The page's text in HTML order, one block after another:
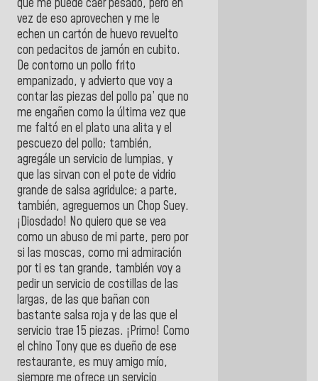
que me puede caer pesado, pero en
vez de eso aprovechen y me le
echen un cartón de huevo revuelto
con pedacitos de jamón en cubito.
De contorno un pollo frito
empanizado, y advierto que voy a
contar las piezas del pollo pa’ que no
me engañen como la última vez que
me faltó en el plato una alita y el
pescuezo del pollo; también,
agregále un servicio de lumpias, y
que las sirvan con el pote de vidrio
grande de salsa agridulce; a parte,
también, agreguemos un Chop Suey.
¡Diosdado! No quiero que se vea
como un abuso de mi parte, pero por
si las moscas, como mi admiración
por ti es tan grande, también voy a
pedir un servicio de costillas de las
largas, de las que bañan con
bastante salsa roja y de las que el
servicio trae 15 piezas. ¡Primo! Como
el chino Tony que es dueño de ese
restaurante, es muy amigo mío,